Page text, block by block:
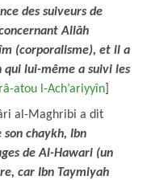
des suiveurs de
Allâh
(corporalisme), et il a
qui lui-même a suivi les
atou l-Ach’ariyyîn
al-Maghribi a dit
chaykh, Ibn
de Al-Hawari (un
car Ibn Taymiyah